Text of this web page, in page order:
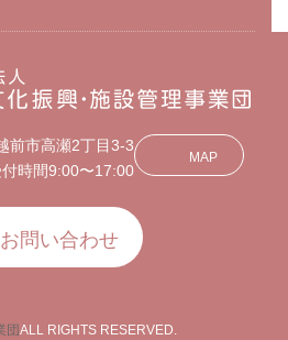
前市高瀬2丁目3-3
時間9:00〜17:00
MAP
お問い合わせ
団ALL RIGHTS RESERVED.